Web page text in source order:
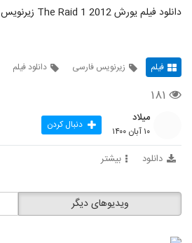
دانلود فیلم یورش The Raid 1 2012 زیرنویس فارسی
فیلم زیرنویس فارسی دانلود فیلم
۱۸۱
میلاد
۱۰ آبان ۱۴۰۰ دنبال کردن
دانلود بیشتر
ویدیوهای دیگر